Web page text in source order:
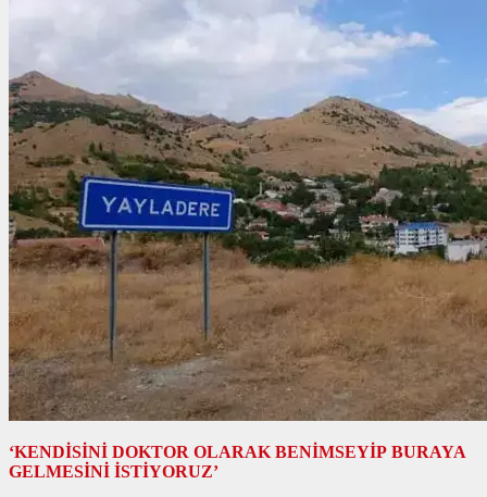
‘KENDİSİNİ DOKTOR OLARAK BENİMSEYİP BURAYA
GELMESİNİ İSTİYORUZ’